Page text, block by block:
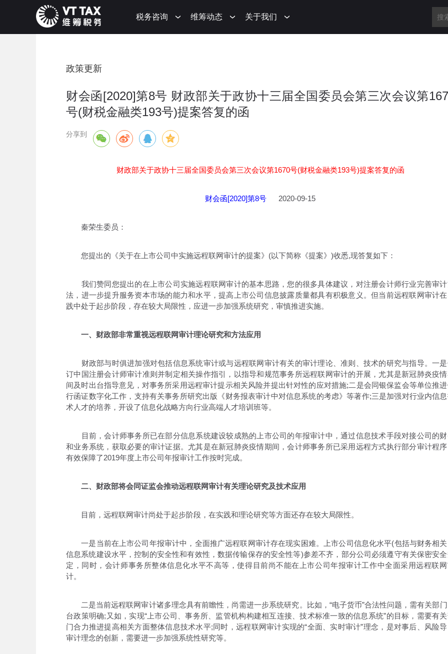
税务咨询 维筹动态 关于我们
政策更新
财会函[2020]第8号 财政部关于政协十三届全国委员会第三次会议第
号(财税金融类193号)提案答复的函
分享到
财政部关于政协十三届全国委员会第三次会议第1670号(财税金融类193号)提案答复的函
财会函[2020]第8号 2020-09-15
秦荣生委员：
您提出的《关于在上市公司中实施远程联网审计的提案》(以下简称《提案》)收悉,现答复如下：
我们赞同您提出的在上市公司实施远程联网审计的基本思路，您的很多具体建议，对注册会计师行业完善审
法，进一步提升服务资本市场的能力和水平，提高上市公司信息披露质量都具有积极意义。但当前远程联网审计
践中处于起步阶段，存在较大局限性，应进一步加强系统研究，审慎推进实施。
一、财政部非常重视远程联网审计理论研究和方法应用
财政部与时俱进加强对包括信息系统审计或与远程联网审计有关的审计理论、准则、技术的研究与指导。一
订中国注册会计师审计准则并制定相关操作指引，以指导和规范事务所远程联网审计的开展，尤其是新冠肺炎疫
间及时出台指导意见，对事务所采用远程审计提示相关风险并提出针对性的应对措施;二是会同银保监会等单位推
行函证数字化工作，支持有关事务所研究出版《财务报表审计中对信息系统的考虑》等著作;三是加强对行业内信
术人才的培养，开设了信息化战略方向行业高端人才培训班等。
目前，会计师事务所已在部分信息系统建设较成熟的上市公司的年报审计中，通过信息技术手段对接公司的
和业务系统，获取必要的审计证据。尤其是在新冠肺炎疫情期间，会计师事务所已采用远程方式执行部分审计程
有效保障了2019年度上市公司年报审计工作按时完成。
二、财政部将会同证监会推动远程联网审计有关理论研究及技术应用
目前，远程联网审计尚处于起步阶段，在实践和理论研究等方面还存在较大局限性。
一是当前在上市公司年报审计中，全面推广远程联网审计存在现实困难。上市公司信息化水平(包括与财务相
信息系统建设水平，控制的安全性和有效性，数据传输保存的安全性等)参差不齐，部分公司必须遵守有关保密安
定，同时，会计师事务所整体信息化水平不高等，使得目前尚不能在上市公司年报审计工作中全面采用远程联
计。
二是当前远程联网审计诸多理念具有前瞻性，尚需进一步系统研究。比如，“电子货币”合法性问题，需有关部
台政策明确;又如，实现“上市公司、事务所、监管机构构建相互连接、技术标准一致的信息系统”的目标，需要有
门合力推进提高相关方面整体信息技术水平;同时，远程联网审计实现的“全面、实时审计”理念，是对事后、风险
审计理念的创新，需要进一步加强系统性研究等。